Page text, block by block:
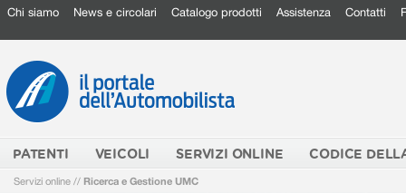
Chi siamo News e circolari Catalogo prodotti Assistenza Contatti
PATENTI VEICOLI SERVIZI ONLINE CODICE
Servizi online // Ricerca e Gestione UMC